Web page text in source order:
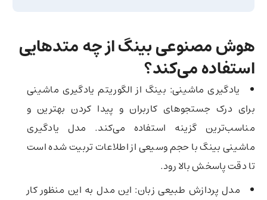
هوش مصنوعی بینگ از چه متدهایی
استفاده می‌کند؟
یادگیری ماشینی: بینگ از الگوریتم یادگیری ماشینی
برای درک جستجوهای کاربران و پیدا کردن بهترین و
مناسب‌ترین گزینه استفاده می‌کند. مدل یادگیری
ماشینی بینگ با حجم وسیعی از اطلاعات تربیت شده است
تا دقت پاسخش بالا رود.
مدل پردازش طبیعی زبان: این مدل به این منظور کار